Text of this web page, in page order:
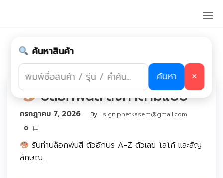
ค้นหาสินค้า
ค้นหา
✕
content
เพชรเกษมป้ายกำกับ:
บล็อกพ่นสี สั่งทำตามแบบ
กรกฎาคม 7, 2026 By
sign.phetkasem@gmail.com
0
รับทำบล็อกพ่นสี ตัวอักษร A-Z ตัวเลข โลโก้ และสัญ
ลักษณ…